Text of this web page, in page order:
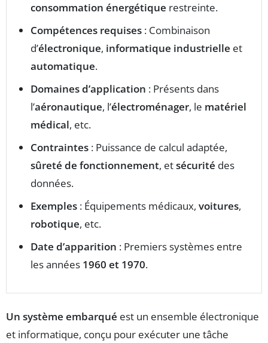
consommation énergétique restreinte.
Compétences requises : Combinaison
d’électronique, informatique industrielle et
automatique.
Domaines d’application : Présents dans
l’aéronautique, l’électroménager, le matériel
médical, etc.
Contraintes : Puissance de calcul adaptée,
sûreté de fonctionnement, etsécurité des
données.
Exemples : Équipements médicaux, voitures,
robotique, etc.
Date d’apparition : Premiers systèmes entre
les années 1960 et 1970.
Un système embarqué est un ensemble électronique
et informatique, conçu pour exécuter une tâche